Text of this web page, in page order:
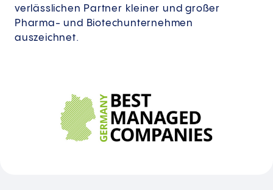
verlässlichen Partner kleiner und großer
Pharma- und Biotechunternehmen
auszeichnet.